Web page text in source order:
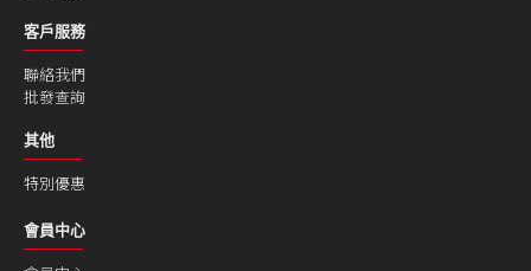
客戶服務
聯絡我們
批發查詢
其他
特別優惠
會員中心